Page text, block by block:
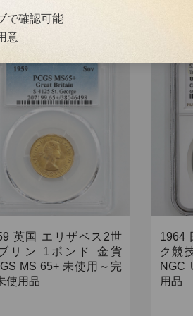
英国 エリザベス2世
リン 1ポンド 金貨
MS 65+ 未使用～完
使用品
1964
ク競
NGC
用品
で確認可能
意
コインをご出品希望の場合は、弊社
ションに出品可能です。）